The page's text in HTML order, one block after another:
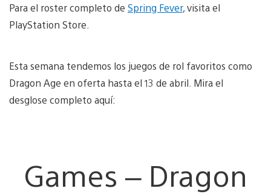
Para el roster completo de Spring Fever, visita el
PlayStation Store.
Esta semana tendemos los juegos de rol favoritos como
Dragon Age en oferta hasta el 13 de abril. Mira el
desglose completo aquí:
Games – Dragon